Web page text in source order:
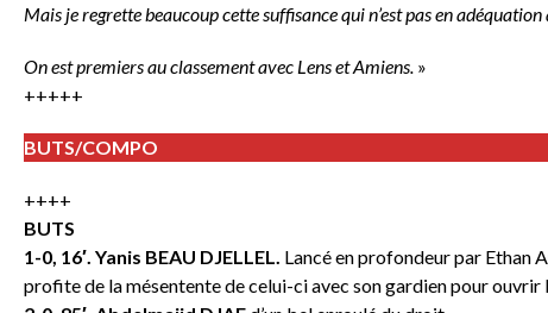
Mais je regrette beaucoup cette suffisance qui n’est pas en adéquation
On est premiers au classement avec Lens et Amiens. »
+++++
BUTS/COMPO
++++
BUTS
1-0, 16′. Yanis BEAU DJELLEL.
Lancé en profondeur par Ethan
profite de la mésentente de celui-ci avec son gardien pour ouvrir